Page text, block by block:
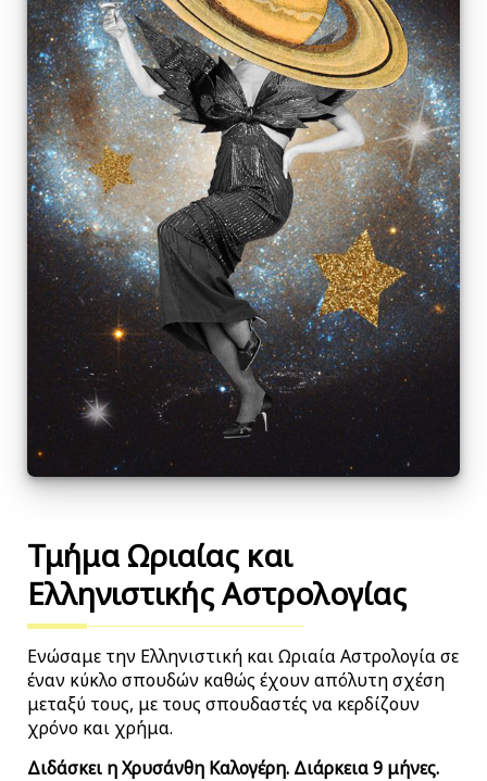
Τμήμα Ωριαίας και
Ελληνιστικής Αστρολογίας
Ενώσαμε την Ελληνιστική και Ωριαία Αστρολογία σε
έναν κύκλο σπουδών καθώς έχουν απόλυτη σχέση
μεταξύ τους, με τους σπουδαστές να κερδίζουν
χρόνο και χρήμα.
Διδάσκει η Χρυσάνθη Καλογέρη. Διάρκεια 9 μήνες.